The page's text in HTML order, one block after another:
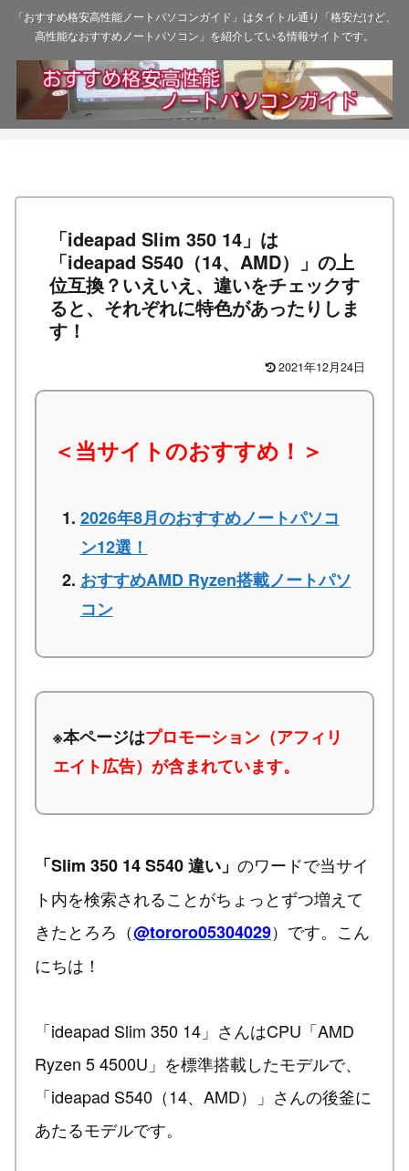
「おすすめ格安高性能ノートパソコンガイド」はタイトル通り「格安だけど、
高性能なおすすめノートパソコン」を紹介している情報サイトです。
「ideapad Slim 350 14」は
「ideapad S540（14、AMD）」の上
位互換？いえいえ、違いをチェックす
ると、それぞれに特色があったりしま
す！
2021年12月24日
＜当サイトのおすすめ！＞
2026年8月のおすすめノートパソコ
ン12選！
おすすめAMD Ryzen搭載ノートパソ
コン
※本ページはプロモーション（アフィリ
エイト広告）が含まれています。
「Slim 350 14 S540 違い」 のワードで当サイ
ト内を検索されることがちょっとずつ増えて
きたとろろ（@tororo05304029）です。こん
にちは！
「ideapad Slim 350 14」さんはCPU「AMD
Ryzen 5 4500U」を標準搭載したモデルで、
「ideapad S540（14、AMD）」さんの後釜に
あたるモデルです。